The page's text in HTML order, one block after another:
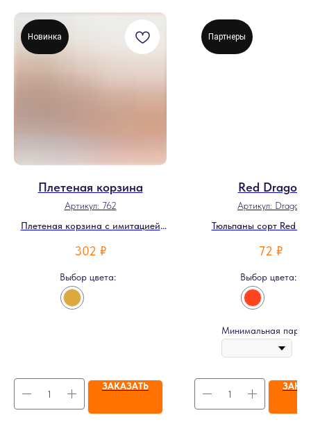
Новинка
Плетеная корзина
Артикул: 762
Плетеная корзина с имитацией
302 ₽
Выбор цвета:
ЗАКАЗАТЬ
Партнеры
Red Dragon
Артикул: Dragon
Тюльпаны сорт Red
72 ₽
Выбор цвета:
Минимальная